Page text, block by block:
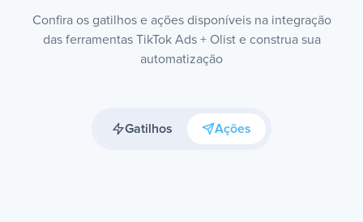
Confira os gatilhos e ações disponíveis na integração
das ferramentas TikTok Ads + Olist e construa sua
automatização
Gatilhos Ações